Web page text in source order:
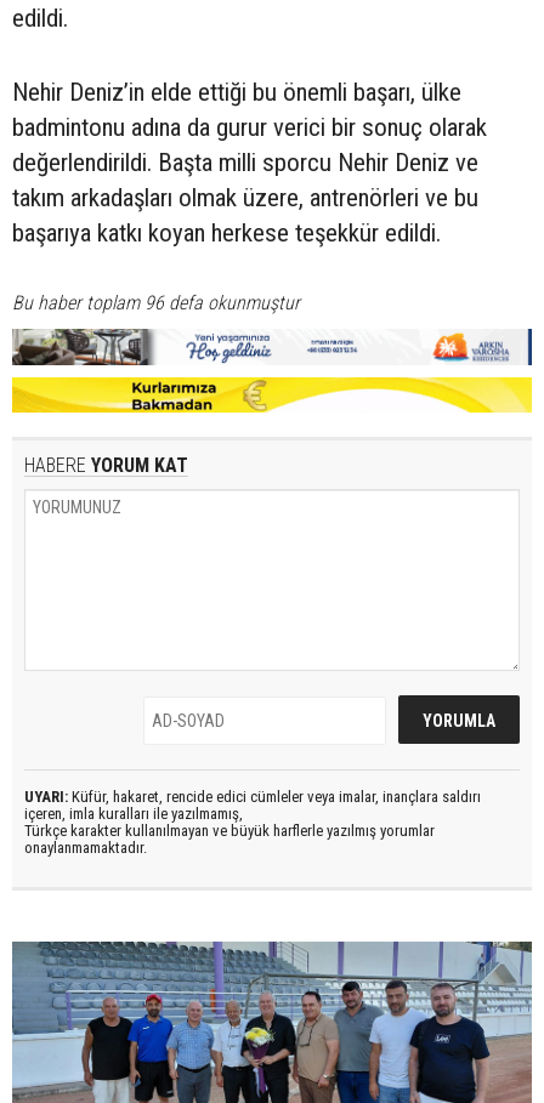
edildi.
Nehir Deniz’in elde ettiği bu önemli başarı, ülke
badmintonu adına da gurur verici bir sonuç olarak
değerlendirildi. Başta milli sporcu Nehir Deniz ve
takım arkadaşları olmak üzere, antrenörleri ve bu
başarıya katkı koyan herkese teşekkür edildi.
Bu haber toplam 96 defa okunmuştur
HABERE YORUM KAT
UYARI: Küfür, hakaret, rencide edici cümleler veya imalar, inançlara saldırı
içeren, imla kuralları ile yazılmamış,
Türkçe karakter kullanılmayan ve büyük harflerle yazılmış yorumlar
onaylanmamaktadır.